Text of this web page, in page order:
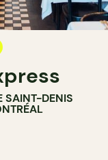
SAINT-DENIS